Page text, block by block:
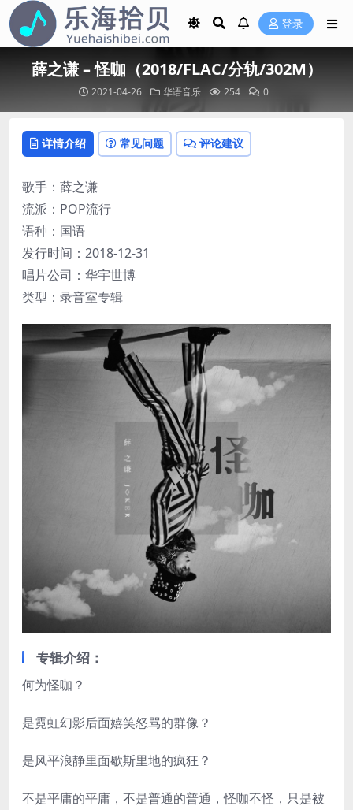
登录
薛之谦 – 怪咖（2018/FLAC/分轨/302M）
2021-04-26 华语音乐 254 0
详情介绍 常见问题 评论建议
歌手：薛之谦
流派：POP流行
语种：国语
发行时间：2018-12-31
唱片公司：华宇世博
类型：录音室专辑
专辑介绍：
何为怪咖？
是霓虹幻影后面嬉笑怒骂的群像？
是风平浪静里面歇斯里地的疯狂？
不是平庸的平庸，不是普通的普通，怪咖不怪，只是被